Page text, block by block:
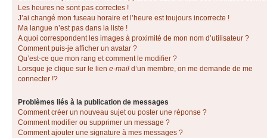
Les heures ne sont pas correctes !
J’ai changé mon fuseau horaire et l’heure est toujours incorrecte !
Ma langue n’est pas dans la liste !
A quoi correspondent les images à proximité de mon nom d’utilisateur ?
Comment puis-je afficher un avatar ?
Qu’est-ce que mon rang et comment le modifier ?
Lorsque je clique sur le lien e-mail d’un membre, on me demande de me
connecter !?
Problèmes liés à la publication de messages
Comment créer un nouveau sujet ou poster une réponse ?
Comment modifier ou supprimer un message ?
Comment ajouter une signature à mes messages ?